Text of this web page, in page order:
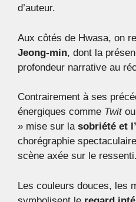
d’auteur.
Aux côtés de Hwasa, on
Jeong-min, dont la
profondeur narrative au
Contrairement à ses
énergiques comme Twitou
» mise sur la sobriété et
chorégraphie
scène axée sur le ressenti.
Les couleurs douces, les